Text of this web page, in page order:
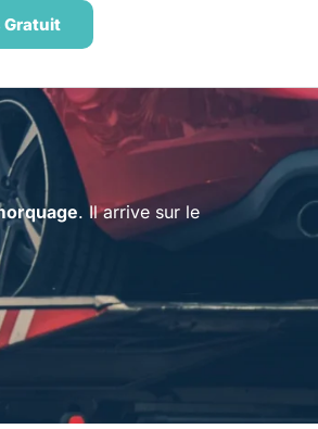
Gratuit
. Il arrive sur le